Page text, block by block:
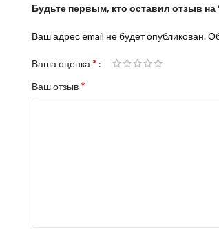
Будьте первым, кто оставил отзыв
Ваш адрес email не будет опубликован.
Ваша оценка *
Ваш отзыв*